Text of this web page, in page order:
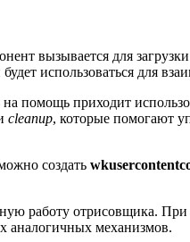
вызывается для
использоваться для
на помощь приходит
cleanup, которые помогают
создать
работу отрисовщика. При
аналогичных механизмов.